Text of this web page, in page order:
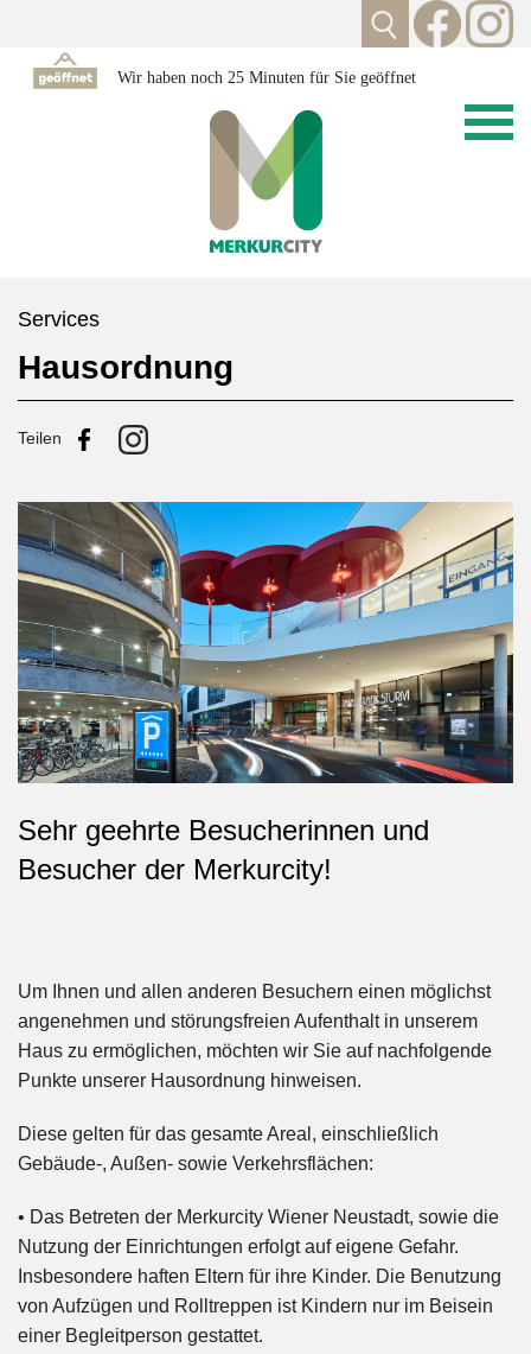
Wir haben noch 25 Minuten für Sie geöffnet
Services
Hausordnung
Teilen
Sehr geehrte Besucherinnen und
Besucher der Merkurcity!
Um Ihnen und allen anderen Besuchern einen möglichst
angenehmen und störungsfreien Aufenthalt in unserem
Haus zu ermöglichen, möchten wir Sie auf nachfolgende
Punkte unserer Hausordnung hinweisen.
Diese gelten für das gesamte Areal, einschließlich
Gebäude-, Außen- sowie Verkehrsflächen:
• Das Betreten der Merkurcity Wiener Neustadt, sowie die
Nutzung der Einrichtungen erfolgt auf eigene Gefahr.
Insbesondere haften Eltern für ihre Kinder. Die Benutzung
von Aufzügen und Rolltreppen ist Kindern nur im Beisein
einer Begleitperson gestattet.